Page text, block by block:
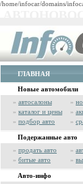
/home/infocar/domains/
ГЛАВНАЯ
Новые автомобили
» автосалоны »
» каталог и цены »
» подбор авто »
Подержанные авто
» продать авто »
» битые авто »
Авто-инфо